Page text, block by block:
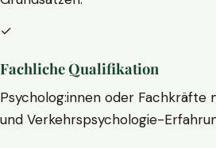
✓
Fachliche Qualifikation
Psycholog:innen oder Fachkräfte
und Verkehrspsychologie-